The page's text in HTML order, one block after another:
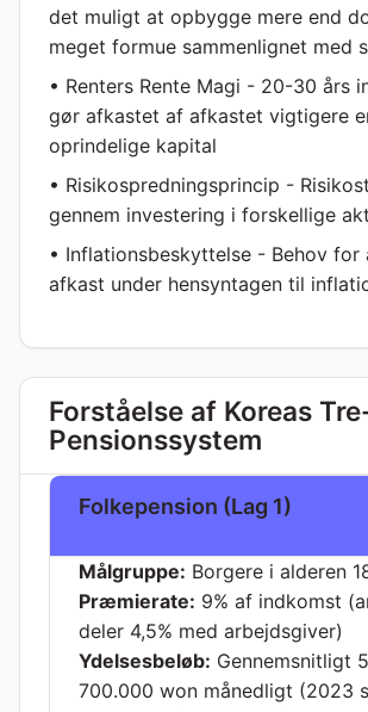
det muligt at opbygge mere end
meget formue sammenlignet med
• Renters Rente Magi - 20-30 års
gør afkastet af afkastet vigtigere
oprindelige kapital
• Risikospredningsprincip -
gennem investering i forskellige
• Inflationsbeskyttelse - Behov for
afkast under hensyntagen til
Forståelse af Koreas
Pensionssystem
Folkepension (Lag 1)
Målgruppe: Borgere i alderen
Præmierate: 9% af indkomst
deler 4,5% med arbejdsgiver)
Ydelsesbeløb: Gennemsnitligt
700.000 won månedligt (2023